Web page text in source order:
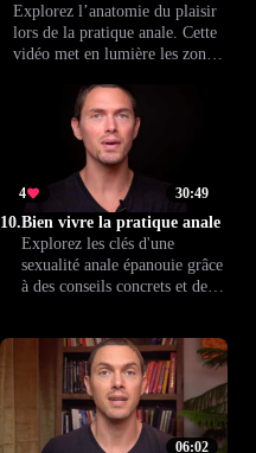
Explorez l’anatomie du plaisir
lors de la pratique anale. Cette
vidéo met en lumière les zones
méthodes précises pour
optimiser les sensations, en
toute sécurité et confiance.
30:49
4
10.Bien vivre la pratique anale
Explorez les clés d'une
sexualité anale épanouie grâce
à des conseils concrets et des
cette leçon vous guide pour
vivre des moments
respectueux, agréables et
adaptés à vos envies.
06:02